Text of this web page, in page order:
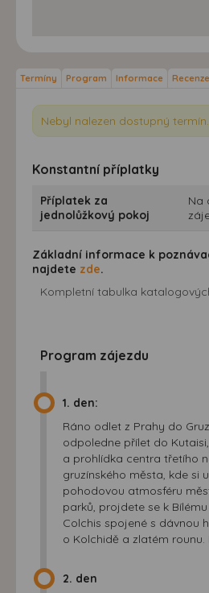
Termíny Program Informace Recenze
Nebyl nalezen dostupný termín.
Konstantní příplatky
Příplatek za
jednolůžkový pokoj
Na
Základní informace k
najdete zde.
Kompletní tabulka
Program zájezdu
1. den:
Ráno odlet z Prahy do
odpoledne přílet do
a prohlídka centra třetího
gruzínského města, kde si
pohodovou atmosféru
parků, projdete se k
Colchis spojené s dávnou
o Kolchidě a zlatém rounu.
2. den